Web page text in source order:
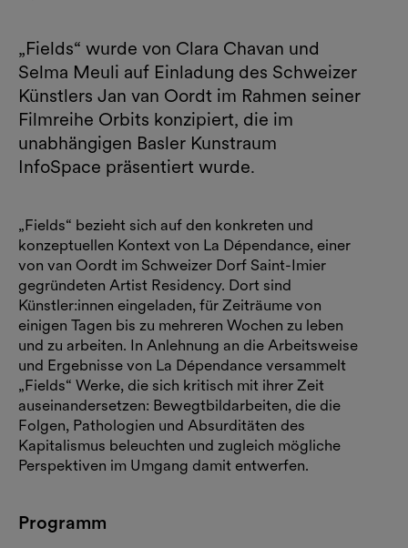
„Fields“ wurde von Clara Chavan und
Selma Meuli auf Einladung des Schweizer
Künstlers Jan van Oordt im Rahmen seiner
Filmreihe Orbits konzipiert, die im
unabhängigen Basler Kunstraum
InfoSpace präsentiert wurde.
„Fields“ bezieht sich auf den konkreten und
konzeptuellen Kontext von La Dépendance, einer
von van Oordt im Schweizer Dorf Saint-Imier
gegründeten Artist Residency. Dort sind
Künstler:innen eingeladen, für Zeiträume von
einigen Tagen bis zu mehreren Wochen zu leben
und zu arbeiten. In Anlehnung an die Arbeitsweise
und Ergebnisse von La Dépendance versammelt
„Fields“ Werke, die sich kritisch mit ihrer Zeit
auseinandersetzen: Bewegtbildarbeiten, die die
Folgen, Pathologien und Absurditäten des
Kapitalismus beleuchten und zugleich mögliche
Perspektiven im Umgang damit entwerfen.
Programm